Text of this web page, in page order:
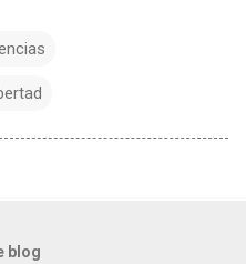
blog